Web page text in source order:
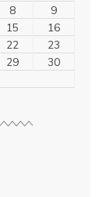
8
9
15
16
22
23
29
30